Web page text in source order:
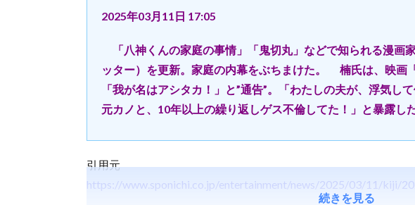
2025年03月11日 17:05
「八神くんの家庭の事情」「鬼切丸」などで知られる漫画
ッター）を更新。家庭の内幕をぶちまけた。 楠氏は、映画
「我が名はアシタカ！」と”通告”。「わたしの夫が、浮気し
元カノと、10年以上の繰り返しゲス不倫してた！」と暴露した
引用元
https://www.sponichi.co.jp/entertainment/news/2025/03/11/kiji/
続きを見る